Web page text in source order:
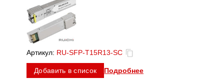
Артикул: RU-SFP-T15R13-SC
Добавить в список Подробнее